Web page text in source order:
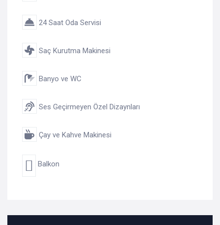
24 Saat Oda Servisi
Saç Kurutma Makinesi
Banyo ve WC
Ses Geçirmeyen Özel Dizaynları
Çay ve Kahve Makinesi
Balkon